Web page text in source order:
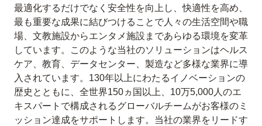
最適化するだけでなく安全性を向上し、快適性を高め、
最も重要な成果に結びつけることで人々の生活空間や職
場、文教施設からエンタメ施設まであらゆる環境を変革
しています。このような当社のソリューションはヘルス
ケア、教育、データセンター、製造など多様な業界に導
入されています。130年以上にわたるイノベーションの
歴史とともに、全世界150ヵ国以上、10万5,000人のエ
キスパートで構成されるグローバルチームがお客様のミ
ッション達成をサポートします。当社の業界をリードす